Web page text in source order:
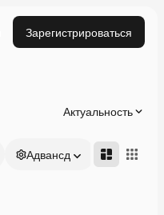
Зарегистрироваться
Актуальность
Адвансд